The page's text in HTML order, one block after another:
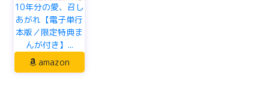
10年分の愛、召し
あがれ【電子単行
本版／限定特典ま
んが付き】...
amazon